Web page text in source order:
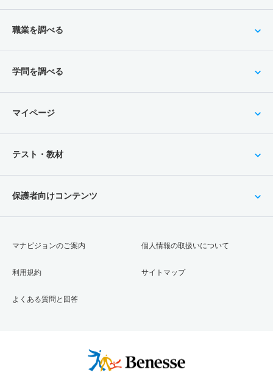
職業を調べる
学問を調べる
マイページ
テスト・教材
保護者向けコンテンツ
マナビジョンのご案内
利用規約
よくある質問と回答
個人情報の取扱いについて
サイトマップ